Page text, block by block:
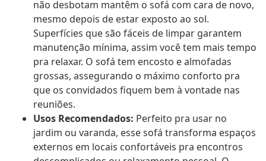
não desbotam mantêm o sofá com cara de novo,
mesmo depois de estar exposto ao sol.
Superfícies que são fáceis de limpar garantem
manutenção mínima, assim você tem mais tempo
pra relaxar. O sofá tem encosto e almofadas
grossas, assegurando o máximo conforto pra
que os convidados fiquem bem à vontade nas
reuniões.
Usos Recomendados: Perfeito pra usar no
jardim ou varanda, esse sofá transforma espaços
externos em locais confortáveis pra encontros